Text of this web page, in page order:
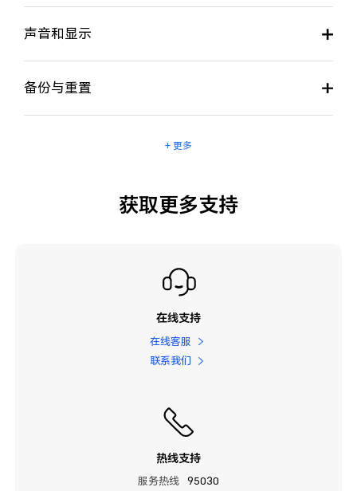
声音和显示
备份与重置
+ 更多
获取更多支持
在线支持
在线客服
联系我们
热线支持
服务热线
95030